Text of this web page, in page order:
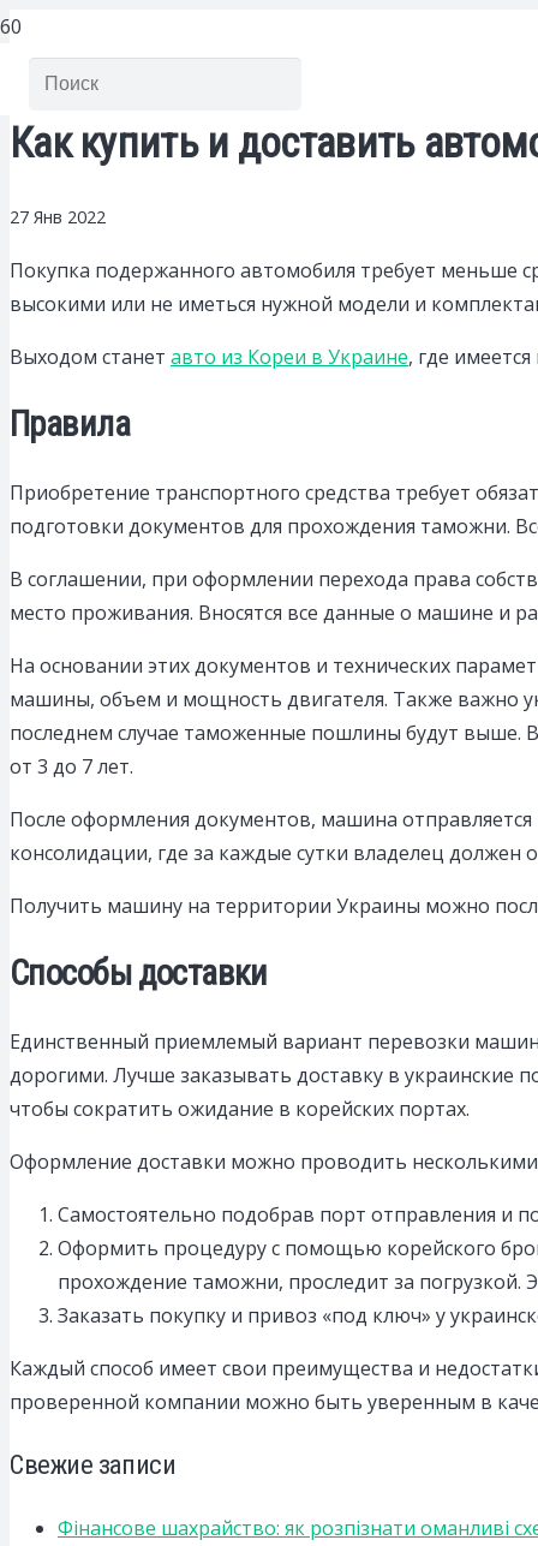
Как купить и доставить
27 Янв 2022
Покупка подержанного автомобиля требует меньше
высокими или не иметься нужной модели и
Выходом станет авто из Кореи в Украине, где
Правила
Приобретение транспортного средства требует
подготовки документов для прохождения таможни.
В соглашении, при оформлении перехода права
место проживания. Вносятся все данные о машине и
На основании этих документов и технических
машины, объем и мощность двигателя. Также важно
последнем случае таможенные пошлины будут выше.
от 3 до 7 лет.
После оформления документов, машина
консолидации, где за каждые сутки владелец должен
Получить машину на территории Украины можно
Способы доставки
Единственный приемлемый вариант перевозки
дорогими. Лучше заказывать доставку в украинские
чтобы сократить ожидание в корейских портах.
Оформление доставки можно проводить
Самостоятельно подобрав порт отправления и
Оформить процедуру с помощью корейского
прохождение таможни, проследит за погрузкой.
Заказать покупку и привоз «под ключ» у
Каждый способ имеет свои преимущества и
проверенной компании можно быть уверенным в
Свежие записи
Фінансове шахрайство: як розпізнати оманливі